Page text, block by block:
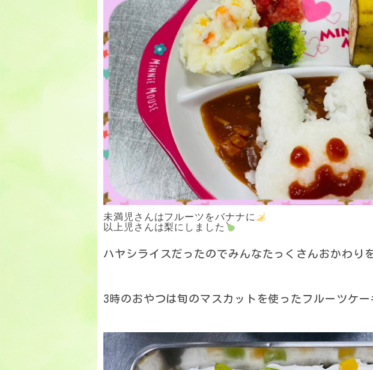
未満児さんはフルーツをバナナに
以上児さんは梨にしました
ハヤシライスだったのでみんなたっくさんおかわり
3時のおやつは旬のマスカットを使ったフルーツケー